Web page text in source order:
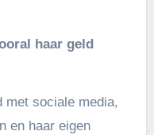
haar geld
met sociale media,
en haar eigen